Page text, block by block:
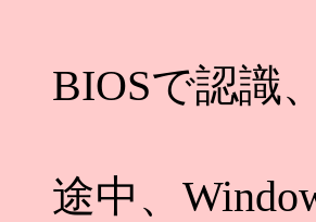
BIOSで認識
途中、